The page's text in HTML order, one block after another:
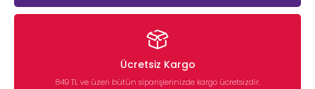
Ücretsiz Kargo
849 TL ve üzeri bütün siparişlerinizde kargo ücretsizdir.